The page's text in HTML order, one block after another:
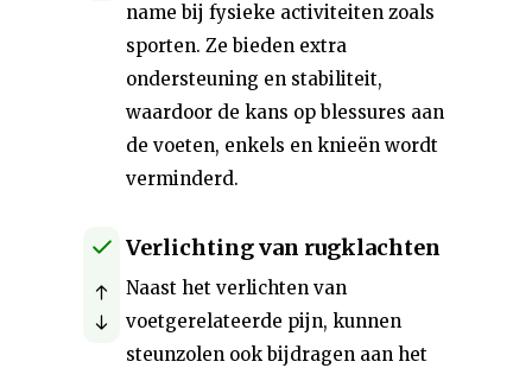
name bij fysieke activiteiten zoals
sporten. Ze bieden extra
ondersteuning en stabiliteit,
waardoor de kans op blessures aan
de voeten, enkels en knieën wordt
verminderd.
Verlichting van rugklachten
Naast het verlichten van
voetgerelateerde pijn, kunnen
steunzolen ook bijdragen aan het